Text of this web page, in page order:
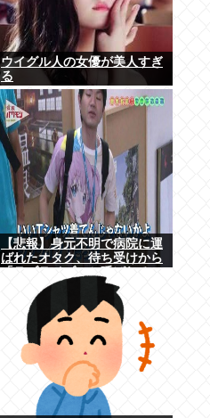
ウイグル人の女優が美人すぎ
る
【悲報】身元不明で病院に運
ばれたオタク、待ち受けから
「ラブライブ」と呼ばれる